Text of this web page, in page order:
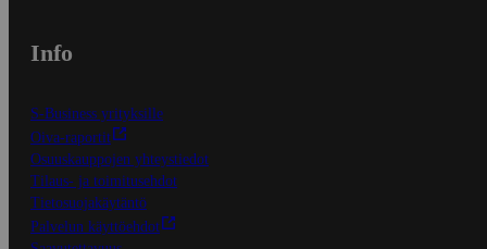
Info
S-Business yrityksille
Oiva-raportit
Osuuskauppojen yhteystiedot
Tilaus- ja toimitusehdot
Tietosuojakäytäntö
Palvelun käyttöehdot